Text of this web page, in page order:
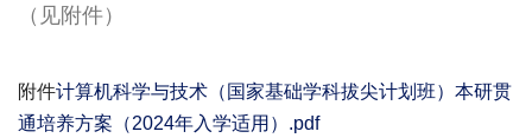
（见附件）
附件计算机科学与技术（国家基础学科拔尖计划班）本研贯
通培养方案（2024年入学适用）.pdf